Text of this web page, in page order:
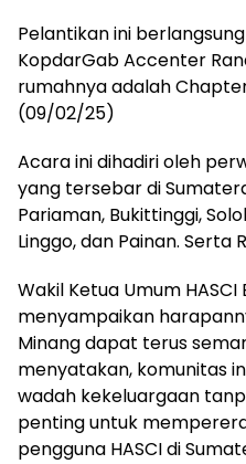
Pelantikan ini
KopdarGab Accenter
rumahnya adalah
(09/02/25)
Acara ini dihadiri oleh
yang tersebar di
Pariaman, Bukittinggi,
Linggo, dan Painan. Serta
Wakil Ketua Umum
menyampaikan
Minang dapat terus
menyatakan, komunitas
wadah kekeluargaan
penting untuk
pengguna HASCI di